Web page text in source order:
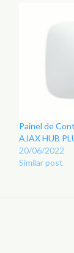
Painel de
AJAX HUB
20/06/2022
Similar post